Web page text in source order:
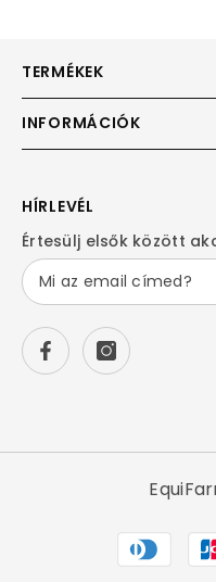
TERMÉKEK
INFORMÁCIÓK
HÍRLEVÉL
Értesülj elsők között